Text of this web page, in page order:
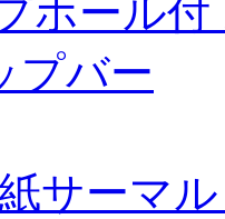
ホール付
プバー
サーマ